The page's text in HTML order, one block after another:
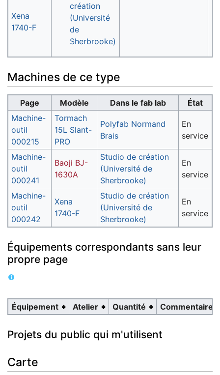
Xena
1740-F
création
(Université
de
Sherbrooke)
Machines de ce type
Page Modèle Dans le fab lab
État
Machine-
outil
000215
Tormach
15L Slant-
PRO
Polyfab Normand
Brais
En
service
Machine-
outil
000241
Baoji BJ-
1630A
Studio de création
(Université de
Sherbrooke)
En
service
Machine-
outil
000242
Xena
1740-F
Studio de création
(Université de
Sherbrooke)
En
service
Équipements correspondants sans leur
propre page
Équipement Atelier Quantité Commentaire
Projets du public qui m'utilisent
Carte